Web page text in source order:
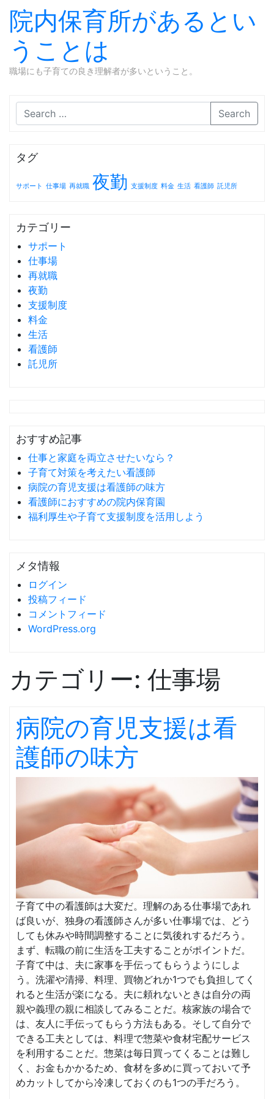
院内保育所があるとい
うことは
職場にも子育ての良き理解者が多いということ。
Search
タグ
サポート 仕事場 再就職 夜勤 支援制度 料金 生活 看護師 託児所
カテゴリー
サポート
仕事場
再就職
夜勤
支援制度
料金
生活
看護師
託児所
おすすめ記事
仕事と家庭を両立させたいなら？
子育て対策を考えたい看護師
病院の育児支援は看護師の味方
看護師におすすめの院内保育園
福利厚生や子育て支援制度を活用しよう
メタ情報
ログイン
投稿フィード
コメントフィード
WordPress.org
カテゴリー: 仕事場
病院の育児支援は看
護師の味方
子育て中の看護師は大変だ。理解のある仕事場であれ
ば良いが、独身の看護師さんが多い仕事場では、どう
しても休みや時間調整することに気後れするだろう。
まず、転職の前に生活を工夫することがポイントだ。
子育て中は、夫に家事を手伝ってもらうようにしよ
う。洗濯や清掃、料理、買物どれか1つでも負担してく
れると生活が楽になる。夫に頼れないときは自分の両
親や義理の親に相談してみることだ。核家族の場合で
は、友人に手伝ってもらう方法もある。そして自分で
できる工夫としては、料理で惣菜や食材宅配サービス
を利用することだ。惣菜は毎日買ってくることは難し
く、お金もかかるため、食材を多めに買っておいて予
めカットしてから冷凍しておくのも1つの手だろう。